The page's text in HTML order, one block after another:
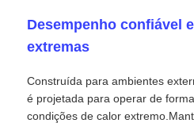
Espetáculo VR
Desempenho confiável
extremas
Construída para ambientes
é projetada para operar de
condições de calor